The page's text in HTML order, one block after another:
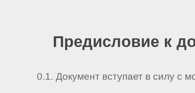
Предисловие к
0.1. Документ вступает в силу с